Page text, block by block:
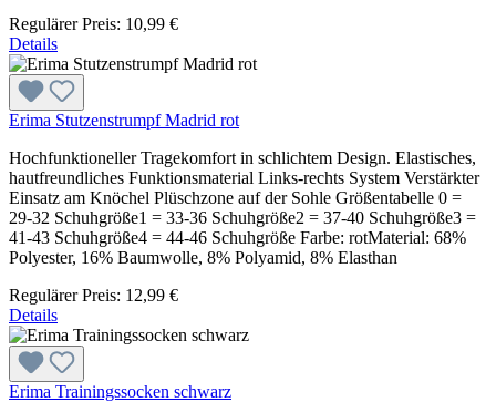
Regulärer Preis: 10,99 €
Details
Erima Stutzenstrumpf Madrid rot
Hochfunktioneller Tragekomfort in schlichtem Design. Elastisches,
hautfreundliches Funktionsmaterial Links-rechts System Verstärkter
Einsatz am Knöchel Plüschzone auf der Sohle Größentabelle 0 =
29-32 Schuhgröße1 = 33-36 Schuhgröße2 = 37-40 Schuhgröße3 =
41-43 Schuhgröße4 = 44-46 Schuhgröße Farbe: rotMaterial: 68%
Polyester, 16% Baumwolle, 8% Polyamid, 8% Elasthan
Regulärer Preis: 12,99 €
Details
Erima Trainingssocken schwarz